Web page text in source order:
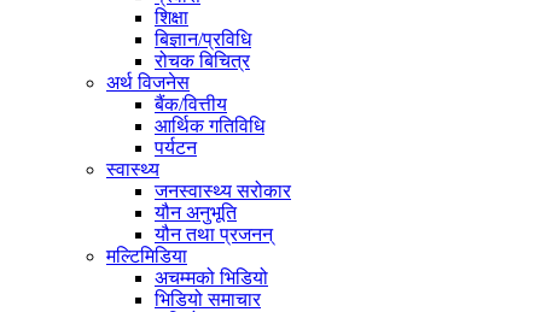
शिक्षा
बिज्ञान/प्रविधि
रोचक बिचित्र
अर्थ विजनेस
बैंक/वित्तीय
आर्थिक गतिविधि
पर्यटन
स्वास्थ्य
जनस्वास्थ्य सरोकार
यौन अनुभूति
यौन तथा प्रजनन्
मल्टिमिडिया
अचम्मको भिडियो
भिडियो समाचार